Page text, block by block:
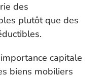
des
plutôt que des
biens mobiliers